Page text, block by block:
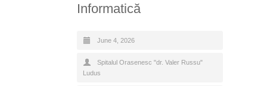
Informatică
June 4, 2026
Spitalul Orasenesc "dr. Valer Russu"
Ludus